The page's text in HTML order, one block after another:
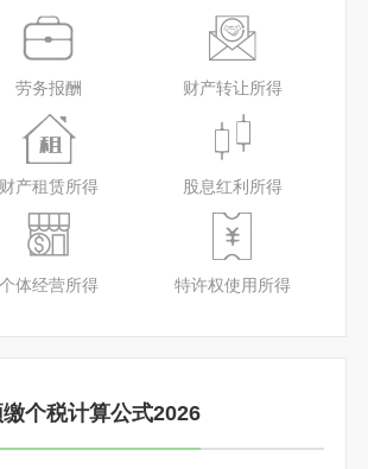
劳务报酬 财产转让所得
财产租赁所得 股息红利所得
个体经营所得 特许权使用所得
个税计算公式2026